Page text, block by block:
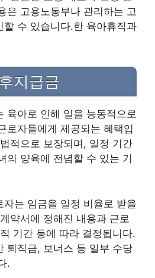
은 고용노동부나 관리하는 고
할 수 있습니다.한 육아휴직과
지급금
육아로 인해 일을 능동적으로
로자들에게 제공되는 혜택입
적으로 보장되며, 일정 기간
의 양육에 전념할 수 있는 기
자는 임금을 일정 비율로 받을
약서에 정해진 내용과 근로
기간 등에 따라 결정됩니다.
퇴직금, 보너스 등 일부 수당
.